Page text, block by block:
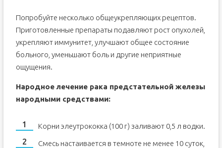
Попробуйте несколько общеукрепляющих рецептов.
Приготовленные препараты подавляют рост опухолей,
укрепляют иммунитет, улучшают общее состояние
больного, уменьшают боль и другие неприятные
ощущения.
Народное лечение рака предстательной железы
народными средствами:
Корни элеутрококка (100 г) заливают 0,5 л водки.
Смесь настаивается в темноте не менее 10 суток,